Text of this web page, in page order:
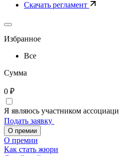
Скачать регламент
Избранное
Все
Сумма
0 ₽
Я являюсь участником
Подать заявку
О премии
О премии
Как стать жюри